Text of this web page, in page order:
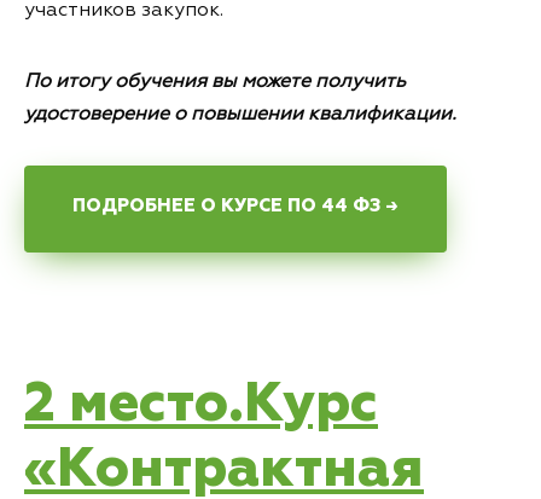
участников закупок.
По итогу обучения вы можете получить
удостоверение о повышении квалификации.
ПОДРОБНЕЕ О КУРСЕ ПО 44 ФЗ →
2 место.Курс
«Контрактная